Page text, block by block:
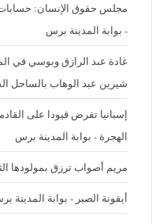
مجلس حقوق الإنسان: حسابات
- بوابة المدينة برس
غادة عبد الرازق وبوسي في
شيرين عبد الوهاب بالساحل
إسبانيا تفرض قيودا على
الهجرة - بوابة المدينة برس
مريم أصواب ترزق بمولودها
أيقونة الصبر - بوابة المدينة